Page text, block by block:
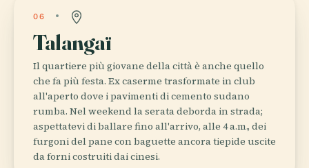
06
Talangaï
Il quartiere più giovane della città è anche quello
che fa più festa. Ex caserme trasformate in club
all'aperto dove i pavimenti di cemento sudano
rumba. Nel weekend la serata deborda in strada;
aspettatevi di ballare fino all'arrivo, alle 4 a.m., dei
furgoni del pane con baguette ancora tiepide uscite
da forni costruiti dai cinesi.